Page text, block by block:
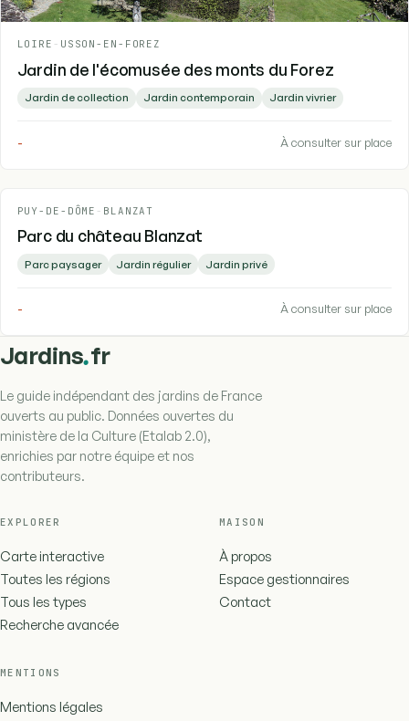
LOIRE - USSON-EN-FOREZ
Jardin de l'écomusée des monts du Forez
Jardin de collection Jardin contemporain Jardin vivrier
- À consulter sur place
PUY-DE-DÔME - BLANZAT
Parc du château Blanzat
Parc paysager Jardin régulier Jardin privé
- À consulter sur place
Jardins.fr
Le guide indépendant des jardins de France
ouverts au public. Données ouvertes du
ministère de la Culture (Etalab 2.0),
enrichies par notre équipe et nos
contributeurs.
EXPLORER
Carte interactive
Toutes les régions
Tous les types
Recherche avancée
MAISON
À propos
Espace gestionnaires
Contact
MENTIONS
Mentions légales